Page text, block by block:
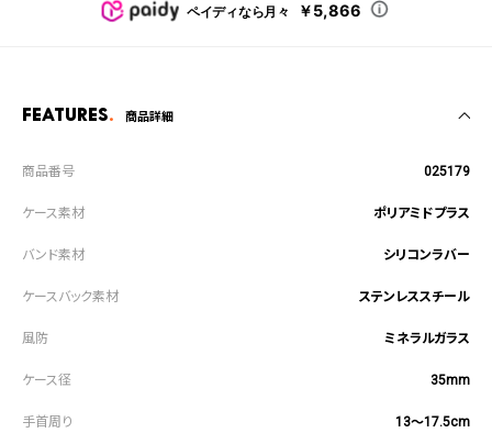
ペイディなら月々 ￥5,866
Features 商品詳細
025179
ポリアミドプラス
シリコンラバー
ステンレススチール
ミネラルガラス
35mm
13～17.5cm